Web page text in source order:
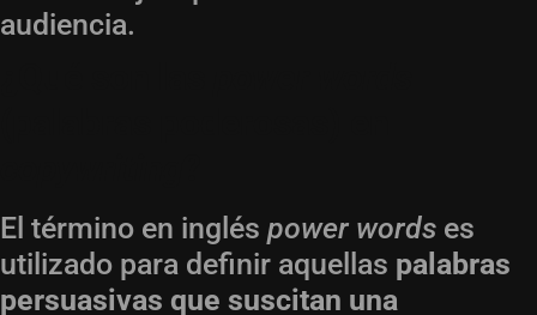
audiencia.
El término en inglés power words es
utilizado para definir aquellas palabras
persuasivas que suscitan una